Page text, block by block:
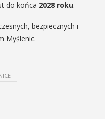
do końca 2028 roku.
bezpiecznych i
Myślenic.